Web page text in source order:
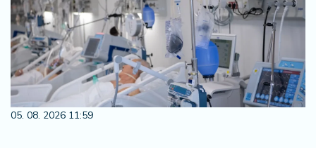
05. 08. 2026 11:59